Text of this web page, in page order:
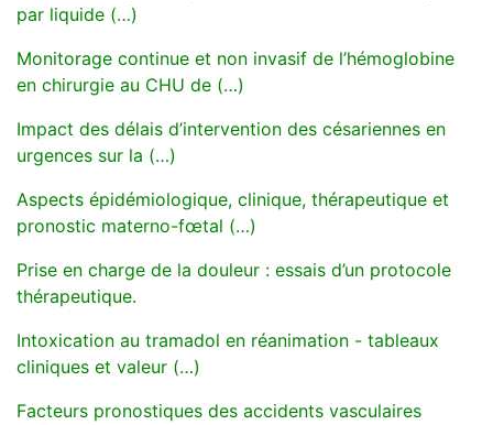
par liquide (…)
Monitorage continue et non invasif de l’hémoglobine
en chirurgie au CHU de (…)
Impact des délais d’intervention des césariennes en
urgences sur la (…)
Aspects épidémiologique, clinique, thérapeutique et
pronostic materno-fœtal (…)
Prise en charge de la douleur : essais d’un protocole
thérapeutique.
Intoxication au tramadol en réanimation - tableaux
cliniques et valeur (…)
Facteurs pronostiques des accidents vasculaires